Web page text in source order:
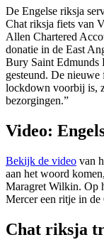
De Engelse riksja
Chat riksja fiets van
Allen Chartered
donatie in de East
Bury Saint Edmunds
gesteund. De
lockdown voorbij is,
bezorgingen.”
Video:
Bekijk de video van
aan het woord
Maragret Wilkin. Op
Mercer een ritje in
Chat riksja